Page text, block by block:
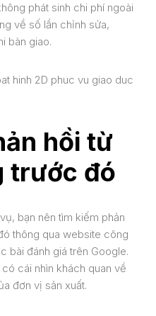
phát sinh chi phí ngoài
về số lần chỉnh sửa,
bàn giao.
hồi từ
trước đó
bạn nên tìm kiếm phản
thông qua website công
bài đánh giá trên Google.
cái nhìn khách quan về
đơn vị sản xuất.